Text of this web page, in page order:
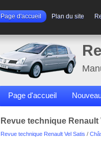
Page d'accueil Plan du site
Page d'accueil
Revue technique
Revue technique Renault Vel Satis /